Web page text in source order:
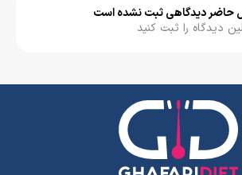
حاضر دیدگاهی ثبت نشده است
دیدگاه را ثبت کنید